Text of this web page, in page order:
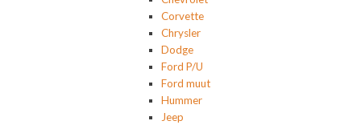
Corvette
Chrysler
Dodge
Ford P/U
Ford muut
Hummer
Jeep